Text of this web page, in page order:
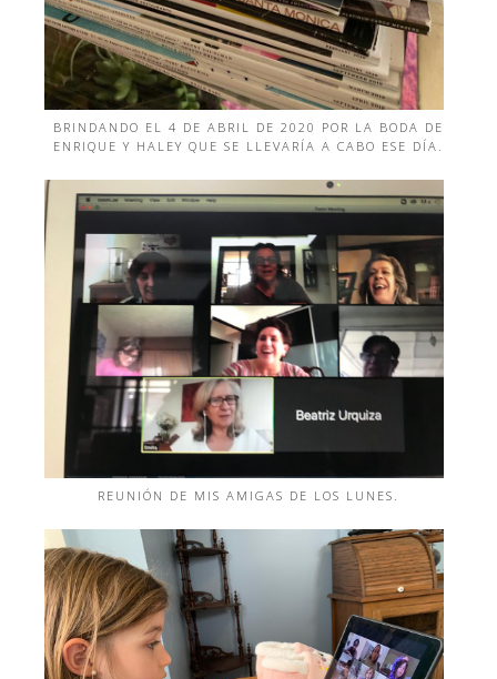
BRINDANDO EL 4 DE ABRIL DE 2020 POR LA BODA DE
ENRIQUE Y HALEY QUE SE LLEVARÍA A CABO ESE DÍA.
REUNIÓN DE MIS AMIGAS DE LOS LUNES.